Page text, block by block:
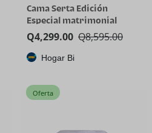
Cama Serta Edición
Especial matrimonial
Q8,595.00
Q4,299.00
Hogar Bi
Oferta